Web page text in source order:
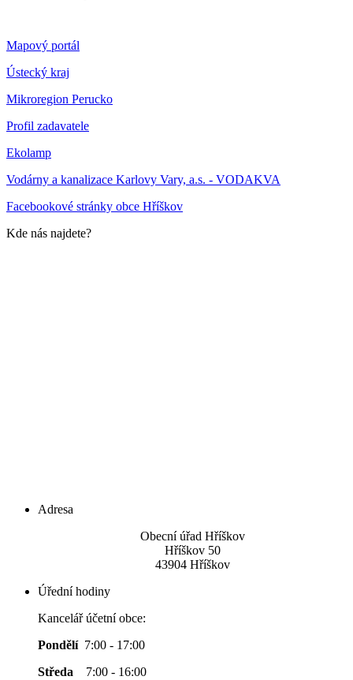
Mapový portál
Ústecký kraj
Mikroregion Perucko
Profil zadavatele
Ekolamp
Vodárny a kanalizace Karlovy Vary, a.s. - VODAKVA
Facebookové stránky obce Hříškov
Kde nás najdete?
Adresa
Obecní úřad Hříškov
Hříškov 50
43904 Hříškov
Úřední hodiny
Kancelář účetní obce:
Pondělí 7:00 - 17:00
Středa 7:00 - 16:00